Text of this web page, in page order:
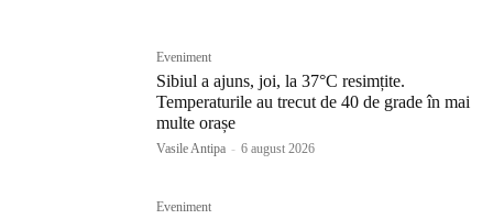
Eveniment
Sibiul a ajuns, joi, la 37°C resimțite.
Temperaturile au trecut de 40 de grade în mai
multe orașe
Vasile Antipa - 6 august 2026
Eveniment